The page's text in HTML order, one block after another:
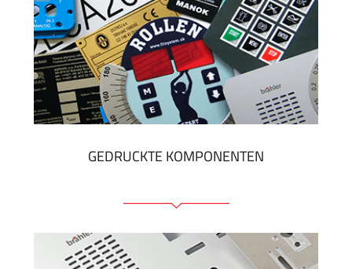
GEDRUCKTE KOMPONENTEN
Folienschilder
Folientastaturen